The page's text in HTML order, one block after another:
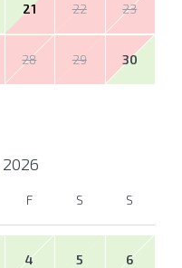
21 22 23
28 29 30
2026
F S S
4 5 6